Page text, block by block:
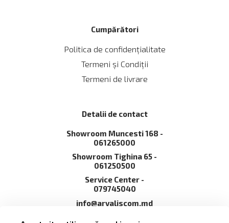
Cumpărători
Politica de confidențialitate
Termeni și Сondiții
Termeni de livrare
Detalii de contact
Showroom Muncesti 168 -
061265000
Showroom Tighina 65 -
061250500
Service Сenter -
079745040
info@arvaliscom.md